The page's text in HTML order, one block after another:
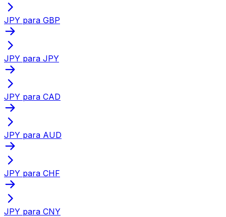
JPY para GBP
JPY para JPY
JPY para CAD
JPY para AUD
JPY para CHF
JPY para CNY